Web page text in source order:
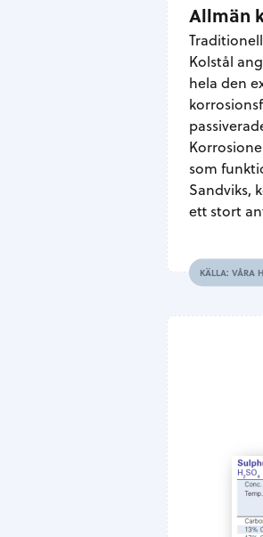
Allmän
Kolstål
hela den
som
Sandviks,
ett stort